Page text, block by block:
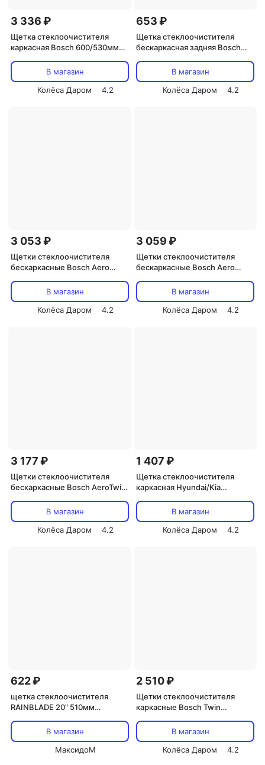
3 336 ₽
Щетка стеклоочистителя
каркасная Bosch 600/530мм
В магазин
Колёса Даром
4.2
653 ₽
Щетка стеклоочистителя
бескаркасная задняя Bosch
3397011667)В магазин
Колёса Даром
4.2
3 053 ₽
Щетки стеклоочистителя
бескаркасные Bosch Aero
В магазин
Колёса Даром
4.2
3 059 ₽
Щетки стеклоочистителя
бескаркасные Bosch Aero
В магазин
Колёса Даром
4.2
3 177 ₽
Щетки стеклоочистителя
бескаркасные Bosch AeroTwin
В магазин
Колёса Даром
4.2
1 407 ₽
Щетка стеклоочистителя
каркасная Hyundai/Kia
В магазин
Колёса Даром
4.2
622 ₽
щетка стеклоочистителя
RAINBLADE 20" 510мм
В магазин
МаксидоМ
2 510 ₽
Щетки стеклоочистителя
каркасные Bosch Twin
В магазин
Колёса Даром
4.2